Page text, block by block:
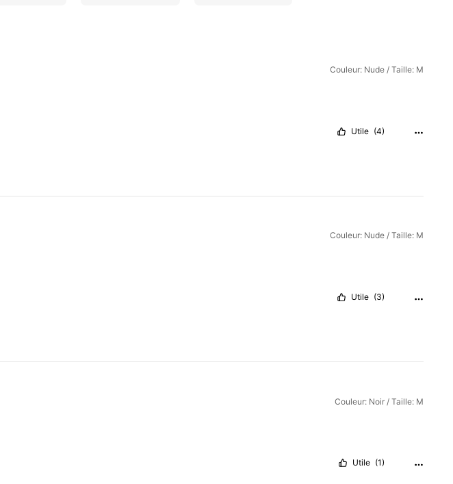
Couleur: Nude / Taille: M
Utile (4)
Couleur: Nude / Taille: M
Utile (3)
Couleur: Noir / Taille: M
Utile (1)